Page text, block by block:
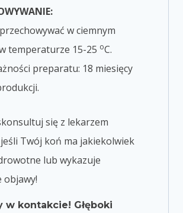
w ciemnym
temperaturze 15-25 oC.
preparatu: 18 miesięcy
się z lekarzem
Twój koń ma jakiekolwiek
lub wykazuje
objawy!
w kontakcie! Głęboki